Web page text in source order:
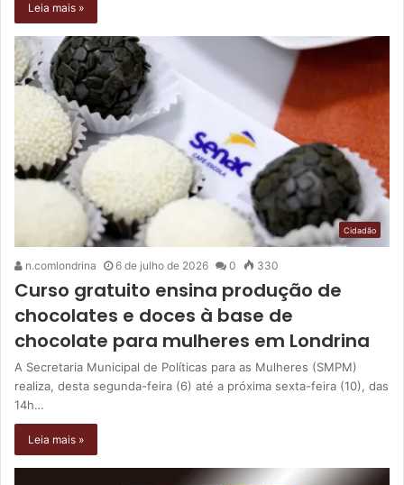
Leia mais »
Cidadão
n.comlondrina 6 de julho de 2026 0 330
Curso gratuito ensina produção de
chocolates e doces à base de
chocolate para mulheres em Londrina
A Secretaria Municipal de Políticas para as Mulheres (SMPM)
realiza, desta segunda-feira (6) até a próxima sexta-feira (10), das
14h…
Leia mais »